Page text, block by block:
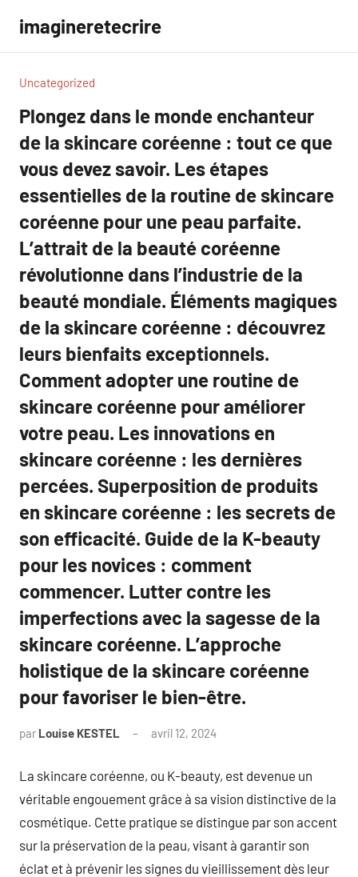
contenu
imagineretecrire
Uncategorized
Plongez dans le monde enchanteur
de la skincare coréenne : tout ce que
vous devez savoir. Les étapes
essentielles de la routine de skincare
coréenne pour une peau parfaite.
L’attrait de la beauté coréenne
révolutionne dans l’industrie de la
beauté mondiale. Éléments magiques
de la skincare coréenne : découvrez
leurs bienfaits exceptionnels.
Comment adopter une routine de
skincare coréenne pour améliorer
votre peau. Les innovations en
skincare coréenne : les dernières
percées. Superposition de produits
en skincare coréenne : les secrets de
son efficacité. Guide de la K-beauty
pour les novices : comment
commencer. Lutter contre les
imperfections avec la sagesse de la
skincare coréenne. L’approche
holistique de la skincare coréenne
pour favoriser le bien-être.
par Louise KESTEL avril 12, 2024
La skincare coréenne, ou K-beauty, est devenue un
véritable engouement grâce à sa vision distinctive de la
cosmétique. Cette pratique se distingue par son accent
sur la préservation de la peau, visant à garantir son
éclat et à prévenir les signes du vieillissement dès leur